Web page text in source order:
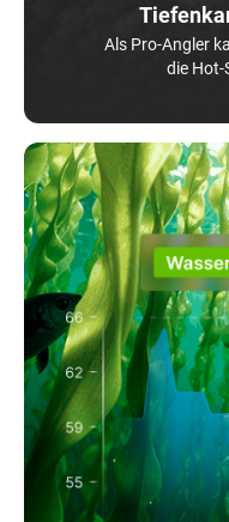
Als Pro-Angler
die Hot-